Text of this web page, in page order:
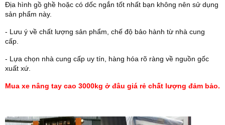
Địa hình gồ ghề hoặc có dốc ngắn tốt nhất bạn không nên sử dụng
sản phẩm này.
- Lưu ý về chất lượng sản phẩm, chế độ bảo hành từ nhà cung
cấp.
- Lựa chọn nhà cung cấp uy tín, hàng hóa rõ ràng về nguồn gốc
xuất xứ.
Mua xe nâng tay cao 3000kg ở đâu giá rẻ chất lượng đảm bảo.